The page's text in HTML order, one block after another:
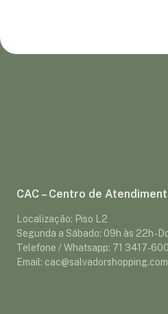
CAC – Centro de
Localização: Piso L2
Segunda a Sábado: 09h às 22h -
Telefone / Whatsapp: 71 3417-
Email: